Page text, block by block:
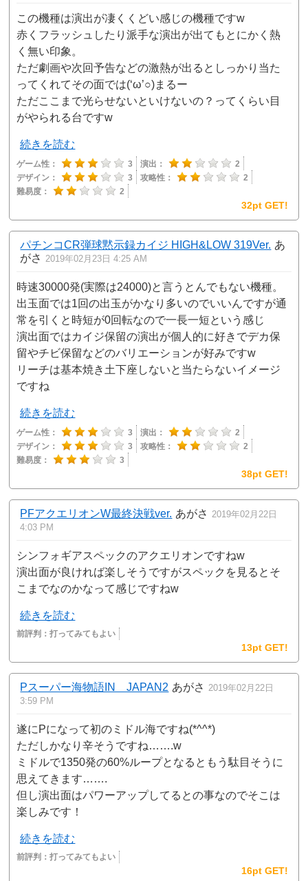
この機種は演出が凄くくどい感じの機種ですw
赤くフラッシュしたり派手な演出が出てもとにかく熱
く無い印象。
ただ劇画や次回予告などの激熱が出るとしっかり当た
ってくれてその面では(‘ω’○)まるー
ただここまで光らせないといけないの？ってくらい目
がやられる台ですw
続きを読む
ゲーム性： 3 演出：
2
デザイン：
3 攻略性：
2
難易度：
2
32pt GET!
パチンコCR弾球黙示録カイジ HIGH&LOW 319Ver. あ
がさ 2019年02月23日 4:25 AM
時速30000発(実際は24000)と言うとんでもない機種。
出玉面では1回の出玉がかなり多いのでいいんですが通
常を引くと時短が0回転なので一長一短という感じ
演出面ではカイジ保留の演出が個人的に好きでデカ保
留やチビ保留などのバリエーションが好みですw
リーチは基本焼き土下座しないと当たらないイメージ
ですね
続きを読む
ゲーム性： 3 演出：
2
デザイン：
3 攻略性：
2
難易度：
3
38pt GET!
PFアクエリオンW最終決戦ver. あがさ 2019年02月22日
4:03 PM
シンフォギアスペックのアクエリオンですねw
演出面が良ければ楽しそうですがスペックを見るとそ
こまでなのかなって感じですねw
続きを読む
前評判：打ってみてもよい
13pt GET!
Pスーパー海物語IN JAPAN2 あがさ 2019年02月22日
3:59 PM
遂にPになって初のミドル海ですね(*^^*)
ただしかなり辛そうですね…….w
ミドルで1350発の60%ループとなるともう駄目そうに
思えてきます…….
但し演出面はパワーアップしてるとの事なのでそこは
楽しみです！
続きを読む
前評判：打ってみてもよい
16pt GET!